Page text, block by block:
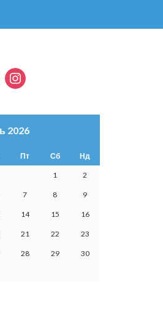
instagram
2026
Пт Сб Нд
1 2
7 8 9
14 15 16
21 22 23
28 29 30